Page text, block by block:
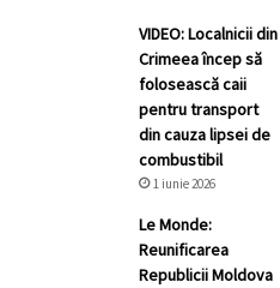
VIDEO: Localnicii din
Crimeea încep să
folosească caii
pentru transport
din cauza lipsei de
combustibil
1 iunie 2026
Le Monde:
Reunificarea
Republicii Moldova